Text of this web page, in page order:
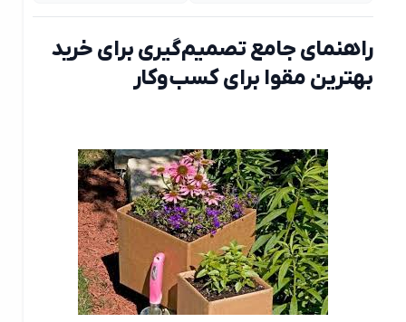
راهنمای جامع تصمیم‌گیری برای خرید
بهترین مقوا برای کسب‌وکار